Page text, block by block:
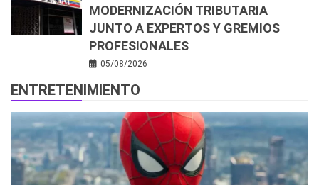
MODERNIZACIÓN TRIBUTARIA
JUNTO A EXPERTOS Y GREMIOS
PROFESIONALES
05/08/2026
ENTRETENIMIENTO